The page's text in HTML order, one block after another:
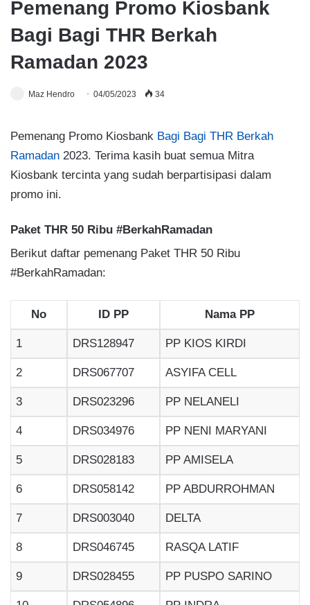
Pemenang Promo Kiosbank
Bagi Bagi THR Berkah
Ramadan 2023
Maz Hendro 04/05/2023 34
Pemenang Promo Kiosbank Bagi Bagi THR Berkah
Ramadan 2023. Terima kasih buat semua Mitra
Kiosbank tercinta yang sudah berpartisipasi dalam
promo ini.
Paket THR 50 Ribu #BerkahRamadan
Berikut daftar pemenang Paket THR 50 Ribu
#BerkahRamadan:
No ID PP Nama PP
1 DRS128947 PP KIOS KIRDI
2 DRS067707 ASYIFA CELL
3 DRS023296 PP NELANELI
4 DRS034976 PP NENI MARYANI
5 DRS028183 PP AMISELA
6 DRS058142 PP ABDURROHMAN
7 DRS003040 DELTA
8 DRS046745 RASQA LATIF
9 DRS028455 PP PUSPO SARINO